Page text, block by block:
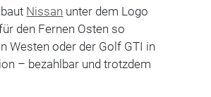
Nissan unter dem Logo
den Fernen Osten so
Westen oder der Golf GTI in
– bezahlbar und trotzdem